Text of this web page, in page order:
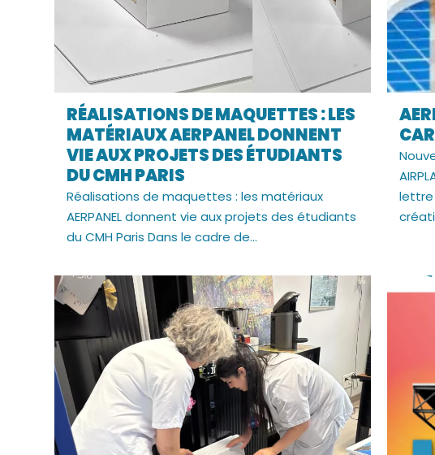
RÉALISATIONS DE MAQUETTES : LES
MATÉRIAUX AERPANEL DONNENT
VIE AUX PROJETS DES ÉTUDIANTS
DU CMH PARIS
Réalisations de maquettes : les matériaux
AERPANEL donnent vie aux projets des étudiants
du CMH Paris Dans le cadre de...
lettre